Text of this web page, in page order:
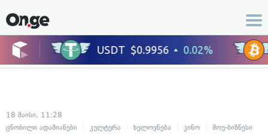
18 მაისი, 11:28
ცნობილი ადამიანები
კულტურა ხელოვნება კინო შოუ-ბიზნესი